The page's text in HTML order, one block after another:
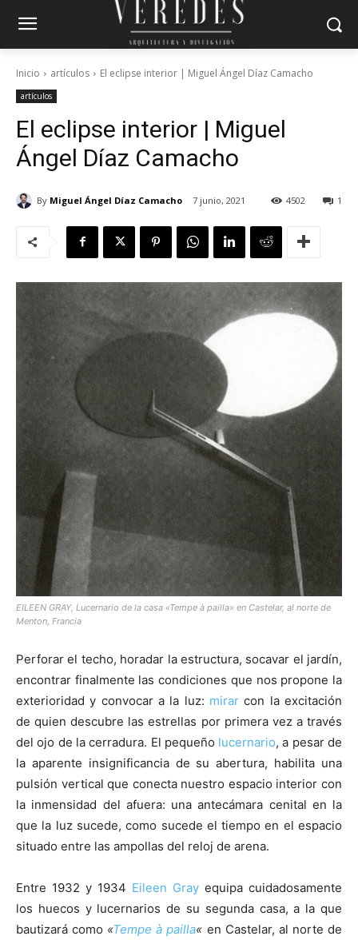
Inicio artículos El eclipse interior | Miguel Ángel Díaz Camacho
artículos
El eclipse interior | Miguel
Ángel Díaz Camacho
By Miguel Ángel Díaz Camacho 7 junio, 2021 1
4502
EILEEN GRAY, Lucernario de la casa «Tempe à pailla» en Castelar, al norte de
Menton, Francia
Perforar el techo, horadar la estructura, socavar el jardín,
encontrar finalmente las condiciones que nos propone la
exterioridad y convocar a la luz: mirar con la excitación
de quien descubre las estrellas por primera vez a través
del ojo de la cerradura. El pequeño lucernario, a pesar de
la aparente insignificancia de su abertura, habilita una
pulsión vertical que conecta nuestro espacio interior con
la inmensidad del afuera: una antecámara cenital en la
que la luz sucede, como sucede el tiempo en el espacio
situado entre las ampollas del reloj de arena.
Entre 1932 y 1934 Eileen Gray equipa cuidadosamente
los huecos y lucernarios de su segunda casa, a la que
bautizará como «Tempe à pailla« en Castelar, al norte de